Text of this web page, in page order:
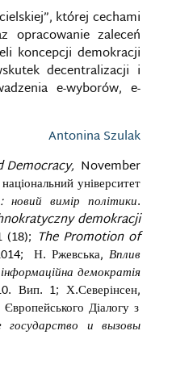
której cechami
opracowanie zaleceń
koncepcji demokracji
decentralizacji i
e-wyborów, e-
Antonina Szulak
November
університет
новий вимір політики.
demokracji
The Promotion of
Н. Ржевська, Вплив
демократія
Вип. 1; Х.Северінсен,
Діалогу з
государство и вызовы